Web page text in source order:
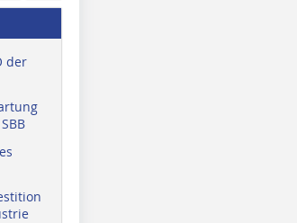
der